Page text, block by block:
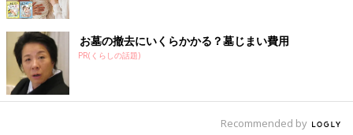
お墓の撤去にいくらかかる？墓じまい費用
PR(くらしの話題)
Recommended by